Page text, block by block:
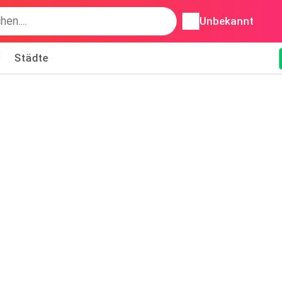
Unbekannt
Städte